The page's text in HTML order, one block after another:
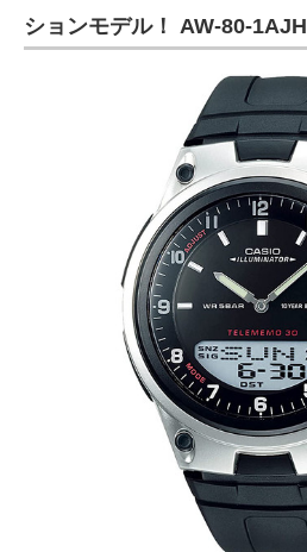
ションモデル！ AW-80-1AJH